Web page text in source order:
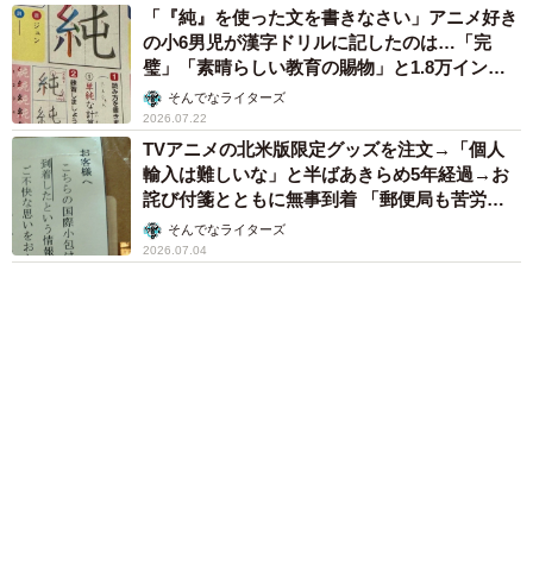
「『純』を使った文を書きなさい」アニメ好き
の小6男児が漢字ドリルに記したのは…「完
璧」「素晴らしい教育の賜物」と1.8万インプ
レッション
そんでなライターズ
2026.07.22
TVアニメの北米版限定グッズを注文→「個人
輸入は難しいな」と半ばあきらめ5年経過→お
詫び付箋とともに無事到着 「郵便局も苦労し
とる」そんでなライターズ
2026.07.04